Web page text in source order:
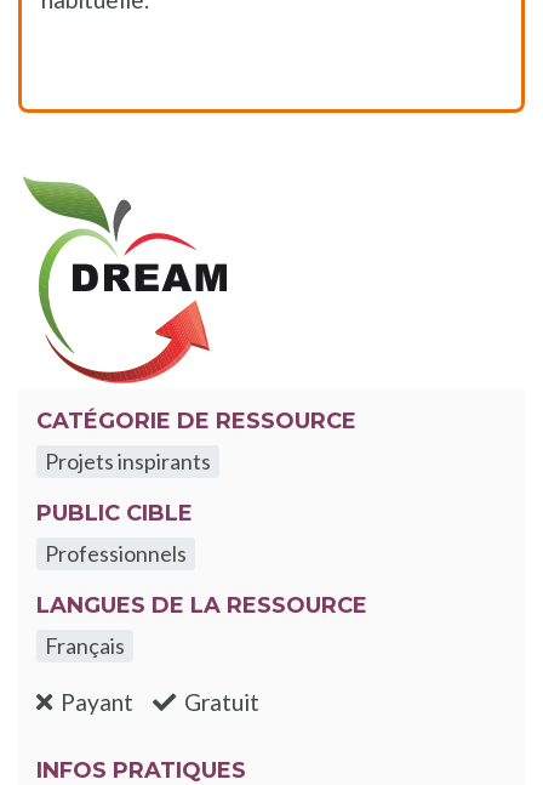
CATÉGORIE DE RESSOURCE
Projets inspirants
PUBLIC CIBLE
Professionnels
LANGUES DE LA RESSOURCE
Français
Payant :non Gratuit
INFOS PRATIQUES